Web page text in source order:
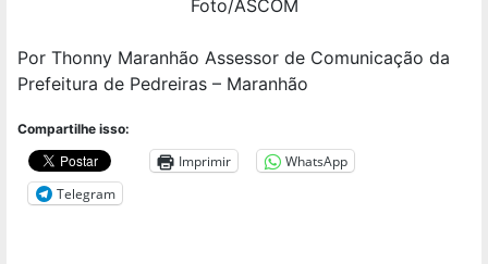
Foto/ASCOM
Por Thonny Maranhão Assessor de Comunicação da
Prefeitura de Pedreiras – Maranhão
Compartilhe isso:
Imprimir
WhatsApp
Telegram